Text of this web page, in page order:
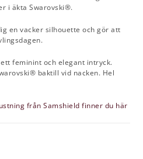
i äkta Swarovski®.
en vacker silhouette och gör att
feminint och elegant intryck.
baktill vid nacken. Hel
från Samshield finner du här